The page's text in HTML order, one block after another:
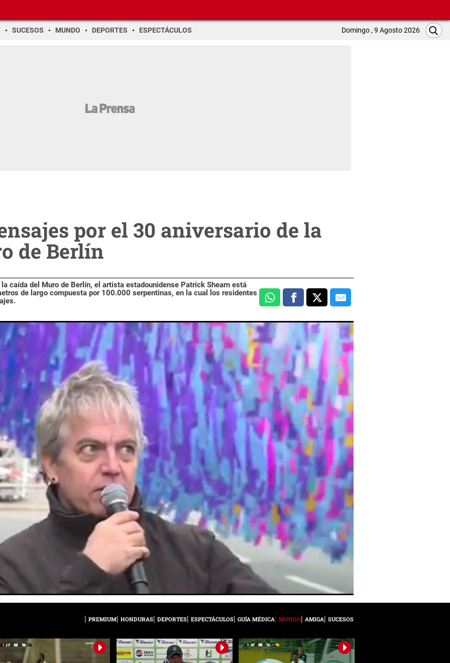
SUCESOS MUNDO DEPORTES ESPECTÁCULOS Domingo , 9 Agosto 2026
por el 30 aniversario de la
de Berlín
caída del Muro de Berlín, el artista estadounidense Patrick Shearn está
de largo compuesta por 100.000 serpentinas, en la cual los residentes
PREMIUM HONDURAS DEPORTES ESPECTÁCULOS GUÍA MÉDICA MUNDO AMIGA SUCESOS